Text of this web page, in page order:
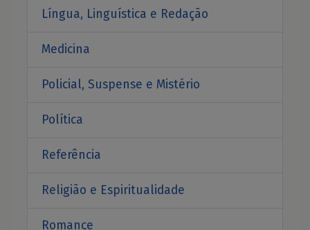
Língua, Linguística e Redação
Medicina
Policial, Suspense e Mistério
Política
Referência
Religião e Espiritualidade
Romance